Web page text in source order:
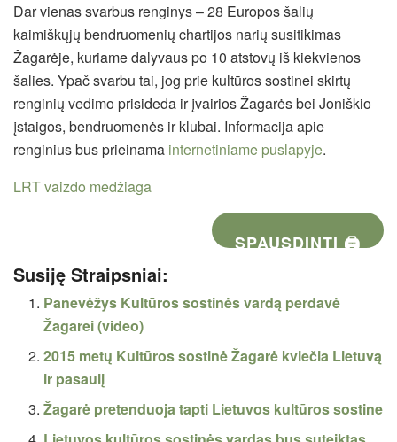
Dar vienas svarbus renginys – 28 Europos šalių
kaimiškųjų bendruomenių chartijos narių susitikimas
Žagarėje, kuriame dalyvaus po 10 atstovų iš kiekvienos
šalies. Ypač svarbu tai, jog prie kultūros sostinei skirtų
renginių vedimo prisideda ir įvairios Žagarės bei Joniškio
įstaigos, bendruomenės ir klubai. Informacija apie
renginius bus prieinama internetiniame puslapyje.
LRT vaizdo medžiaga
SPAUSDINTI 🖨
Susiję Straipsniai:
Panevėžys Kultūros sostinės vardą perdavė
Žagarei (video)
2015 metų Kultūros sostinė Žagarė kviečia Lietuvą
ir pasaulį
Žagarė pretenduoja tapti Lietuvos kultūros sostine